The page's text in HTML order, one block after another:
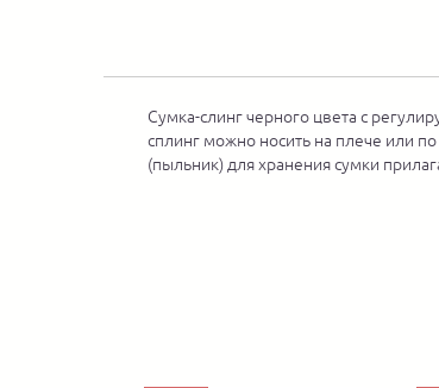
Сумка-слинг черного цвета с
сплинг можно носить на плече или
(пыльник) для хранения сумки